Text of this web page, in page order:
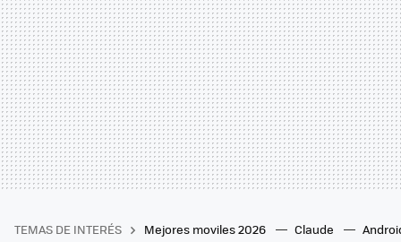
TEMAS DE INTERÉS Mejores moviles 2026 Claude